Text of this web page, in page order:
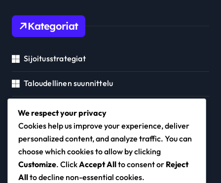
Kategoriat
Sijoitusstrategiat
Taloudellinen suunnittelu
Velanhoito
lick-art.com
We respect your privacy
Cookies help us improve your experience, deliver
personalized content, and analyze traffic. You can
choose which cookies to allow by clicking
Customize. ClickAccept Allto consent or Reject
Allto decline non-essential cookies.